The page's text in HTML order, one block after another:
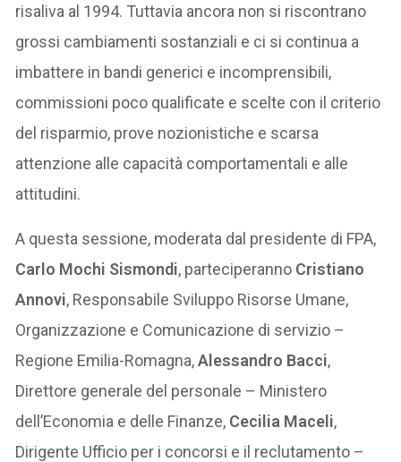
risaliva al 1994. Tuttavia ancora non si riscontrano
grossi cambiamenti sostanziali e ci si continua a
imbattere in bandi generici e incomprensibili,
commissioni poco qualificate e scelte con il criterio
del risparmio, prove nozionistiche e scarsa
attenzione alle capacità comportamentali e alle
attitudini.
A questa sessione, moderata dal presidente di FPA,
Carlo Mochi Sismondi, parteciperanno Cristiano
Annovi, Responsabile Sviluppo Risorse Umane,
Organizzazione e Comunicazione di servizio –
Regione Emilia-Romagna,Alessandro Bacci,
Direttore generale del personale – Ministero
dell’Economia e delle Finanze, Cecilia Maceli,
Dirigente Ufficio per i concorsi e il reclutamento –